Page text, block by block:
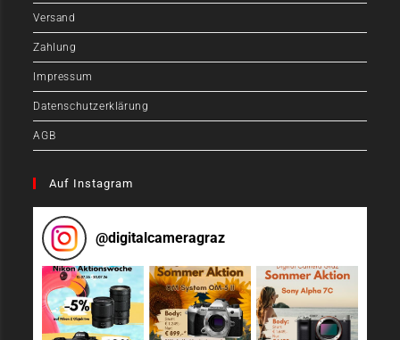
Versand
Zahlung
Impressum
Datenschutzerklärung
AGB
Auf Instagram
@digitalcameragraz